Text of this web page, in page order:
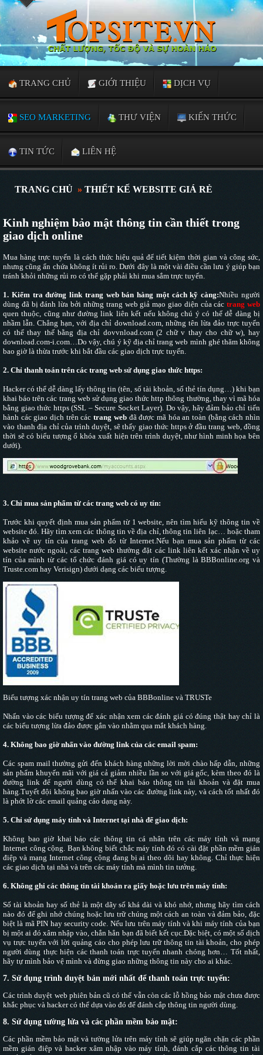
TRANG CHỦ GIỚI THIỆU DỊCH VỤ
SEO MARKETING THƯ VIỆN KIẾN THỨC
TIN TỨC LIÊN HỆ
TRANG CHỦ » THIẾT KẾ WEBSITE GIÁ RẺ
Kinh nghiệm bảo mật thông tin cần thiết trong
giao dịch online
Mua hàng trực tuyến là cách thức hiệu quả để tiết kiệm thời gian và công sức,
nhưng cũng ẩn chứa không ít rủi ro. Dưới đây là một vài điều cần lưu ý giúp bạn
tránh khỏi những rủi ro có thể gặp phải khi mua sắm trực tuyến.
1. Kiểm tra đường link trang web bán hàng một cách kỹ càng:Nhiều người
dùng đã bị đánh lừa bởi những trang web giả mạo giao diện của cáctrang web
quen thuộc, cũng như đường link liên kết nếu không chú ý có thể dễ dàng bị
nhầm lẫn. Chẳng hạn, với địa chỉ download.com, những tên lừa đảo trực tuyến
có thể thay thế bằng địa chỉ dovvnload.com (2 chữ v thay cho chữ w), hay
download.com-i.com…Do vậy, chú ý kỹ địa chỉ trang web mình ghé thăm không
bao giờ là thừa trước khi bắt đầu các giao dịch trực tuyến.
2. Chỉ thanh toán trên các trang web sử dụng giao thức https:
Hacker có thể dễ dàng lấy thông tin (tên, số tài khoản, số thẻ tín dụng…) khi bạn
khai báo trên các trang web sử dụng giao thức http thông thường, thay vì mã hóa
bằng giao thức https (SSL – Secure Socket Layer). Do vậy, hãy đảm bảo chỉ tiến
hành các giao dịch trên cáctrang webđã được mã hóa an toàn (bằng cách nhìn
vào thanh địa chỉ của trình duyệt, sẽ thấy giao thức https ở đầu trang web, đồng
thời sẽ có biểu tượng ổ khóa xuất hiện trên trình duyệt, như hình minh họa bên
dưới).
3. Chỉ mua sản phẩm từ các trang web có uy tín:
Trước khi quyết định mua sản phẩm từ 1 website, nên tìm hiểu kỹ thông tin về
website đó. Hãy tìm xem các thông tin về địa chỉ, thông tin liên lạc… hoặc tham
khảo về uy tín của trang web đó từ Internet.Nếu bạn mua sản phẩm từ các
website nước ngoài, các trang web thường đặt các link liên kết xác nhận về uy
tín của mình từ các tổ chức đánh giá có uy tín (Thường là BBBonline.org và
Truste.com hay Verisign) dưới dạng các biểu tượng.
Biểu tượng xác nhận uy tín trang web của BBBonline và TRUSTe
Nhấn vào các biểu tượng để xác nhận xem các đánh giá có đúng thật hay chỉ là
các biểu tượng lừa đảo được gắn vào nhằm qua mắt khách hàng.
4. Không bao giờ nhấn vào đường link của các email spam:
Các spam mail thường gửi đến khách hàng những lời mời chào hấp dẫn, những
sản phẩm khuyến mãi với giá cả giảm nhiều lần so với giá gốc, kèm theo đó là
đường link để người dùng có thể khai báo thông tin tài khoản và đặt mua
hàng.Tuyết đội không bao giờ nhấn vào các đường link này, và cách tốt nhất đó
là phớt lờ các email quảng cáo dạng này.
5. Chỉ sử dụng máy tính và Internet tại nhà để giao dịch:
Không bao giờ khai báo các thông tin cá nhân trên các máy tính và mạng
Internet công cộng. Bạn không biết chắc máy tính đó có cài đặt phần mềm gián
điệp và mạng Internet công cộng đang bị ai theo dõi hay không. Chỉ thực hiện
các giao dịch tại nhà và trên các máy tính mà mình tin tưởng.
6. Không ghi các thông tin tài khoản ra giấy hoặc lưu trên máy tính:
Số tài khoản hay số thẻ là một dãy số khá dài và khó nhớ, nhưng hãy tìm cách
nào đó để ghi nhớ chúng hoặc lưu trữ chúng một cách an toàn và đảm bảo, đặc
biệt là mã PIN hay security code. Nếu lưu trên máy tính và khi máy tính của bạn
bị một ai đó xâm nhập vào, chắn hẳn bạn đã biết kết cục.Đặc biệt, có một số dịch
vụ trực tuyến với lời quảng cáo cho phép lưu trữ thông tin tài khoản, cho phép
người dùng thực hiện các thanh toán trực tuyến nhanh chóng hơn… Tốt nhất,
hãy tự mình bảo vệ mình và đừng giao những thông tin này cho ai khác.
7. Sử dụng trình duyệt bản mới nhất để thanh toán trực tuyến:
Các trình duyệt web phiên bản cũ có thể vẫn còn các lỗ hồng bảo mật chưa được
khắc phục và hacker có thể dựa vào đó để đánh cắp thông tin người dùng.
8. Sử dụng tường lửa và các phần mềm bảo mật:
Các phần mềm bảo mật và tường lửa trên máy tính sẽ giúp ngăn chặn các phần
mềm gián điệp và hacker xâm nhập vào máy tính, đánh cắp các thông tin tài